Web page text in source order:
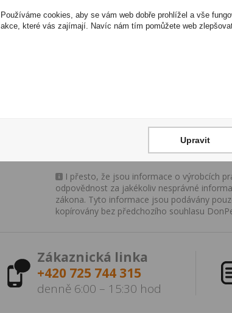
Výživové hodnoty
I přesto, že jsou informace o výrobcích
odpovědnost za jakékoliv nesprávné
zákona. Tyto informace jsou podávány
kopírovány bez předchozího souhlasu
Zákaznická linka
+420 725 744 315
denně 6:00 – 15:30 hod
Používáme cookies, aby se vám web dobře prohlížel a vše
akce, které vás zajímají. Navíc nám tím pomůžete web
Upravit